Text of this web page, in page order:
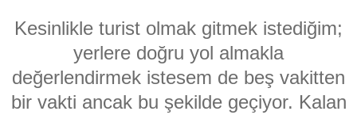
Kesinlikle turist olmak gitmek istediğim;
yerlere doğru yol almakla
değerlendirmek istesem de beş vakitten
bir vakti ancak bu şekilde geçiyor. Kalan